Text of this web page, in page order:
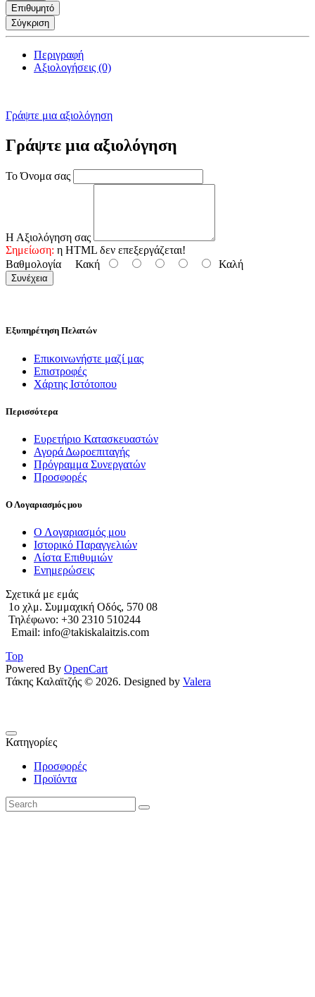
Επιθυμητό
Σύγκριση
Περιγραφή
Αξιολογήσεις (0)
Γράψτε μια αξιολόγηση
Γράψτε μια αξιολόγηση
Το Όνομα σας
Η Αξιολόγηση σας
Σημείωση: η HTML δεν επεξεργάζεται!
Βαθμολογία Κακή Καλή
Συνέχεια
Εξυπηρέτηση Πελατών
Επικοινωνήστε μαζί μας
Επιστροφές
Χάρτης Ιστότοπου
Περισσότερα
Ευρετήριο Κατασκευαστών
Αγορά Δωροεπιταγής
Πρόγραμμα Συνεργατών
Προσφορές
Ο Λογαριασμός μου
Ο Λογαριασμός μου
Ιστορικό Παραγγελιών
Λίστα Επιθυμιών
Ενημερώσεις
Σχετικά με εμάς
1o χλμ. Συμμαχική Οδός, 570 08
Τηλέφωνο: +30 2310 510244
Email: info@takiskalaitzis.com
Top
Powered By OpenCart
Τάκης Καλαϊτζής © 2026. Designed by Valera
Κατηγορίες
Προσφορές
Προϊόντα